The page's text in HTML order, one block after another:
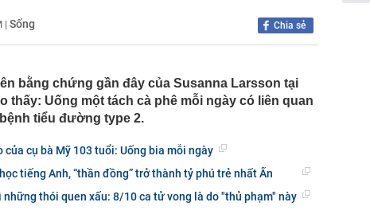
đậu nành” Việt Nam tăng trưởng hơn 34%, công
368 tỷ đồng trả cổ tức trong tháng 8
hơn cả Lưu Diệc Phi
12 giao dịch chuyển khoản liên tục với tổng 5 tỷ
9 lập tức giảm
quỹ vàng lớn nhất thế giới có động thái mới
tờ người dân cần sớm tích hợp vào VNeID để
lợi
| Sống Chia sẻ
bằng chứng gần đây của Susanna Larsson tại
thấy: Uống một tách cà phê mỗi ngày có liên quan
tiểu đường type 2.
cụ bà Mỹ 103 tuổi: Uống bia mỗi ngày
tiếng Anh, “thần đồng” trở thành tỷ phú trẻ nhất Ấn
thói quen xấu: 8/10 ca tử vong là do "thủ phạm" này